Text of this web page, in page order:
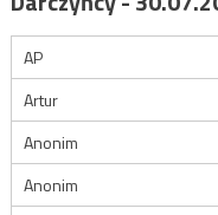
AP
Artur
Anonim
Anonim